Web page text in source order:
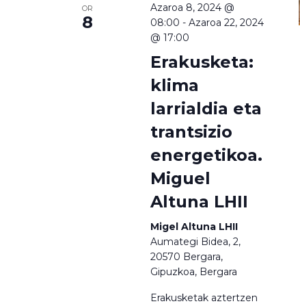
OR
8
Azaroa 8, 2024 @
08:00 - Azaroa 22, 2024
@ 17:00
Erakusketa:
klima
larrialdia eta
trantsizio
energetikoa.
Miguel
Altuna LHII
Migel Altuna LHII
Aumategi Bidea, 2,
20570 Bergara,
Gipuzkoa, Bergara
Erakusketak aztertzen